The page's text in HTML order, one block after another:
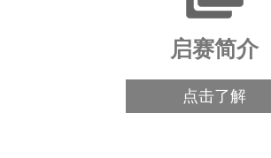
启赛简介
点击了解